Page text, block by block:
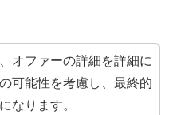
オファーの詳細を詳細に
可能性を考慮し、最終的
なります。